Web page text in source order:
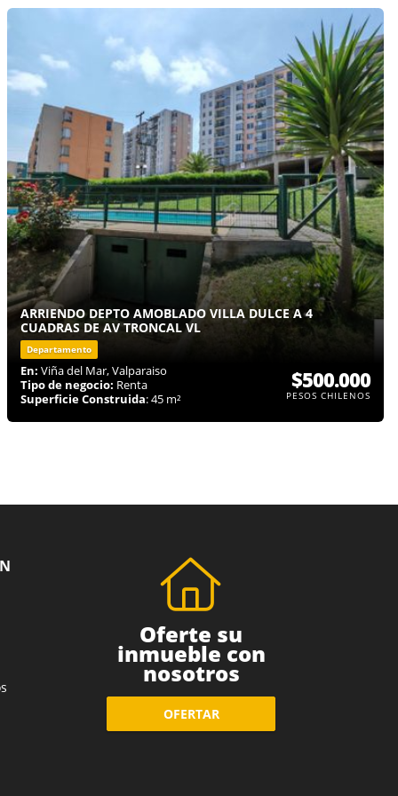
ARRIENDO DEPTO AMOBLADO VILLA DULCE A 4
CUADRAS DE AV TRONCAL VL
Departamento
En: Viña del Mar, Valparaiso
Tipo de negocio: Renta
Superficie Construida: 45 m²
$500.000
PESOS CHILENOS
Oferte su
inmueble con
nosotros
OFERTAR